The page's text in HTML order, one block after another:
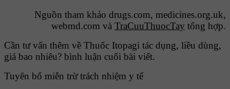
Nguồn tham khảo drugs.com, medicines.org.uk,
webmd.com và TraCuuThuocTay tổng hợp.
Cần tư vấn thêm về Thuốc Itopagi tác dụng, liều dùng,
giá bao nhiêu? bình luận cuối bài viết.
Tuyên bố miễn trừ trách nhiệm y tế